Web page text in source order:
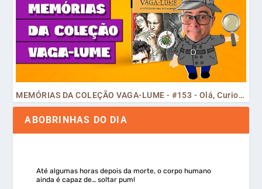
MEMÓRIAS DA COLEÇÃO VAGA-LUME - #153 - Olá, Curiosos! 2023
ABOBRINHAS DO DIA
Até algumas horas depois da morte, o corpo humano
ainda é capaz de… soltar pum!